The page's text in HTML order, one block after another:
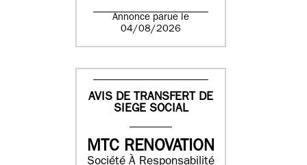
Annonce parue le
04/08/2026
AVIS DE TRANSFERT DE
SIEGE SOCIAL
MTC RENOVATION
Société À Responsabilité